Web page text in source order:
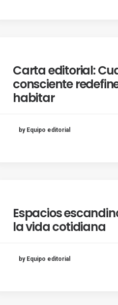
Carta editorial:
consciente
habitar
by Equipo editorial
Espacios
la vida cotidiana
by Equipo editorial